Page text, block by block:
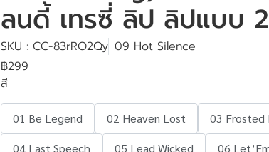
ลนดี้ เทรซี่ ลิป ลิปแบบ
SKU : CC-83rRO2Qy 09 Hot Silence
฿299
สี
01 Be Legend 02 Heaven Lost
03 Frosted
04 Last Speech
05 Lead Wicked
06